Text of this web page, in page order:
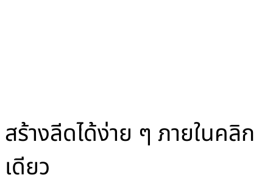
สร้างลีดได้ง่าย ๆ ภายในคลิก
เดียว